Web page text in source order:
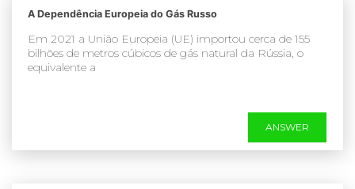
A Dependência Europeia do Gás Russo
Em 2021 a União Europeia (UE) importou cerca de 155
bilhões de metros cúbicos de gás natural da Rússia, o
equivalente a
ANSWER